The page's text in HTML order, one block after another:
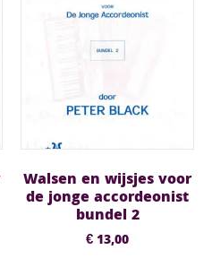
Walsen en wijsjes voor
de jonge accordeonist
bundel 2
€13,00